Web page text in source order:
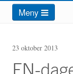
Main
menuMeny
23 oktober 2013
FN-